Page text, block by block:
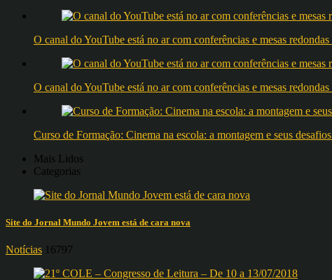
O canal do YouTube está no ar com conferências e mesas
O canal do YouTube está no ar com conferências e mesas
Curso de Formação: Cinema na escola: a montagem e seus
Mais Lidos
Categorias
Site do Jornal Mundo Jovem está de cara nova
Notícias 16797